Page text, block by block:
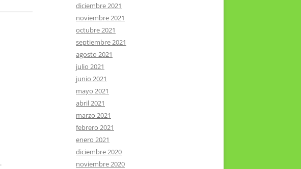
.
diciembre 2021
noviembre 2021
octubre 2021
septiembre 2021
agosto 2021
julio 2021
junio 2021
mayo 2021
abril 2021
marzo 2021
febrero 2021
enero 2021
diciembre 2020
noviembre 2020